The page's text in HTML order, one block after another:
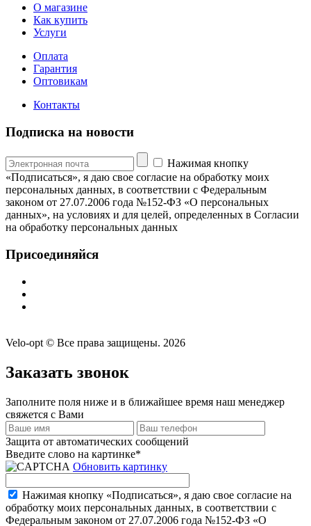
О магазине
Как купить
Услуги
Оплата
Гарантия
Оптовикам
Контакты
Подписка на новости
Нажимая кнопку
«Подписаться», я даю свое согласие на обработку моих
персональных данных, в соответствии с Федеральным
законом от 27.07.2006 года №152-ФЗ «О персональных
данных», на условиях и для целей, определенных в Согласии
на обработку персональных данных
Присоединяйся
Velo-opt © Все права защищены. 2026
Заказать звонок
Заполните поля ниже и в ближайшее время наш менеджер
свяжется с Вами
Защита от автоматических сообщений
Введите слово на картинке*
Обновить картинку
Нажимая кнопку «Подписаться», я даю свое согласие на
обработку моих персональных данных, в соответствии с
Федеральным законом от 27.07.2006 года №152-ФЗ «О